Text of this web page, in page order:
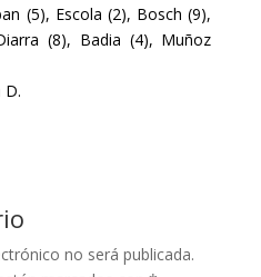
(5), Escola (2), Bosch (9),
(8), Badia (4), Muñoz
D.
no será publicada.